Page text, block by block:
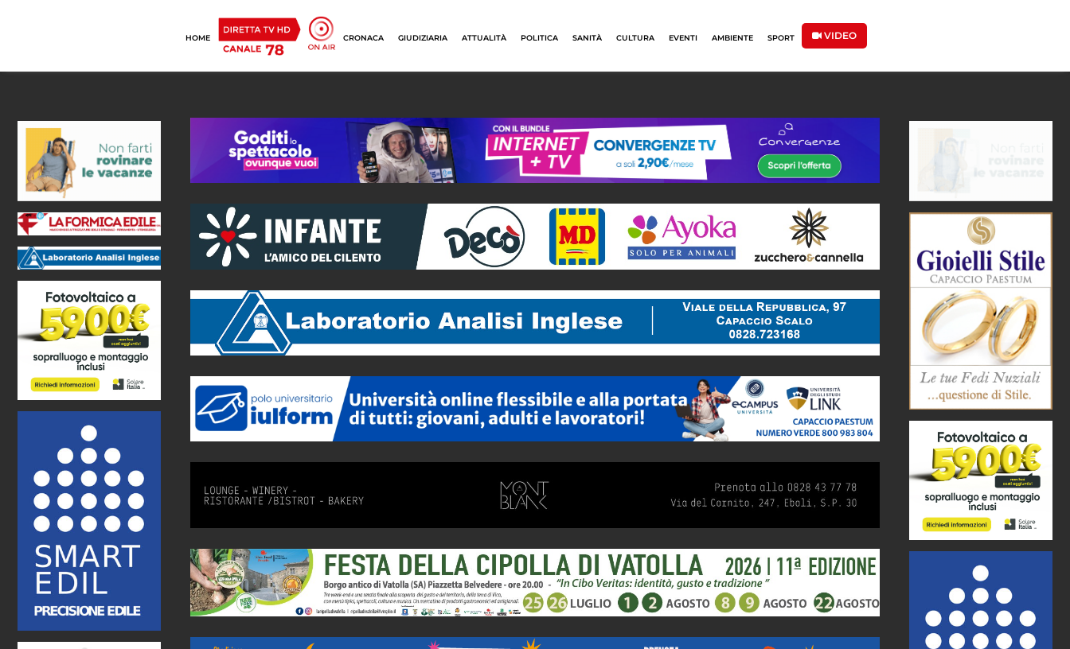
HOME CRONACA GIUDIZIARIA ATTUALITÀ POLITICA SANITÀ CULTURA EVENTI AMBIENTE SPORT VIDEO